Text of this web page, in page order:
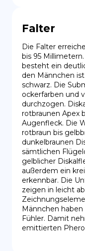
Falter
Die Falter
bis 95
besteht ein
den Männchen
schwarz. Die
ockerfarben und
durchzogen.
rotbraunen Apex
Augenfleck. Die
rotbraun bis
dunkelbraunen
sämtlichen
gelblicher
außerdem ein
erkennbar. Die
zeigen in leicht
Männchen
Fühler. Damit
emittierten